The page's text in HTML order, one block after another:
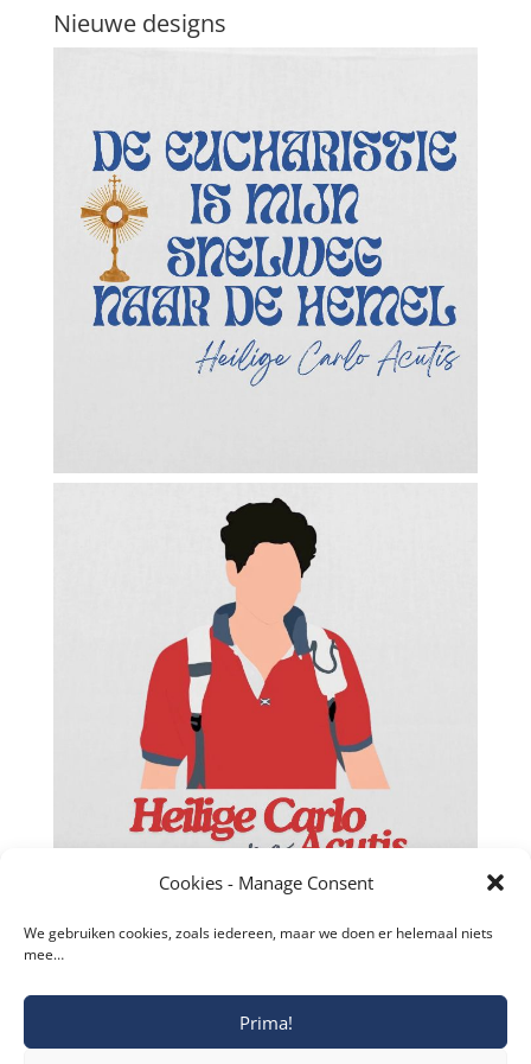
Cookies - Manage Consent
We gebruiken cookies, zoals iedereen, maar we doen er helemaal niets
mee…
Prima!
Nieuwe designs